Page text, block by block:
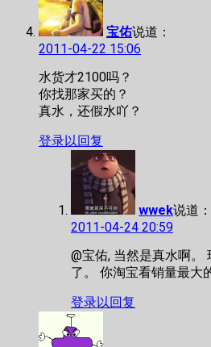
宝佑说道：
2011-04-22 15:06
水货才2100吗？
你找那家买的？
真水，还假水吖？
登录以回复
wwek说道：
2011-04-24 20:59
@宝佑, 当然是真水啊。
了。 你淘宝看销量最大
登录以回复